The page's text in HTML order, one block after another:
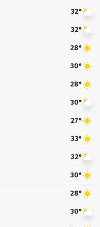
32°
32°
28°
30°
28°
30°
27°
33°
32°
30°
28°
30°